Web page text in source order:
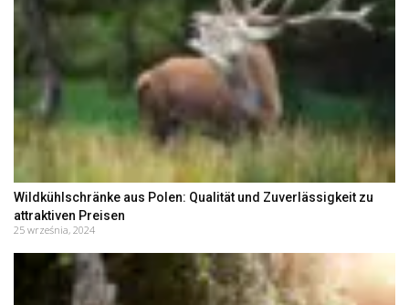
Wildkühlschränke aus Polen: Qualität und Zuverlässigkeit zu
attraktiven Preisen
25 września, 2024